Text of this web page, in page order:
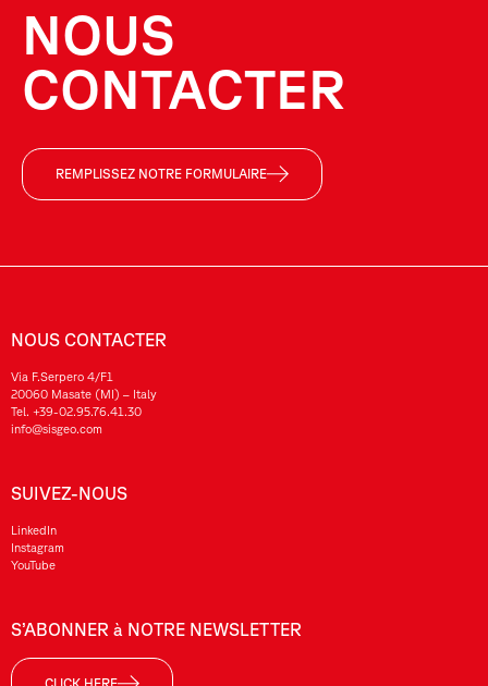
NOUS
CONTACTER
REMPLISSEZ NOTRE FORMULAIRE
NOUS CONTACTER
Via F.Serpero 4/F1
20060 Masate (MI) – Italy
Tel. +39-02.95.76.41.30
info@sisgeo.com
SUIVEZ-NOUS
LinkedIn
Instagram
YouTube
S’ABONNER à NOTRE NEWSLETTER